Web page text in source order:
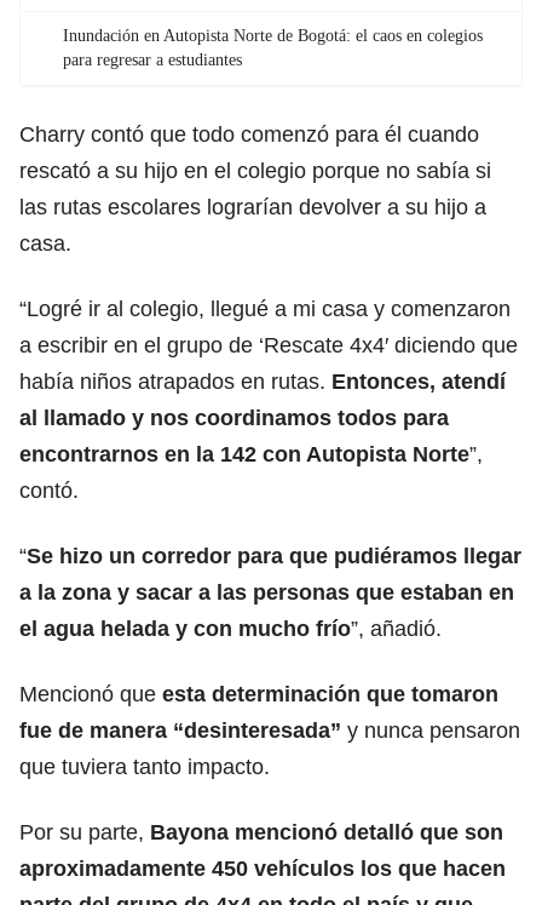
Inundación en Autopista Norte de Bogotá: el caos en colegios
para regresar a estudiantes
Charry contó que todo comenzó para él cuando
rescató a su hijo en el colegio porque no sabía si
las rutas escolares lograrían devolver a su hijo a
casa.
“Logré ir al colegio, llegué a mi casa y comenzaron
a escribir en el grupo de ‘Rescate 4x4′ diciendo que
había niños atrapados en rutas. Entonces, atendí
al llamado y nos coordinamos todos para
encontrarnos en la 142 con Autopista Norte”,
contó.
“Se hizo un corredor para que pudiéramos llegar
a la zona y sacar a las personas que estaban en
el agua helada y con mucho frío”, añadió.
Mencionó que esta determinación que tomaron
fue de manera “desinteresada” y nunca pensaron
que tuviera tanto impacto.
Por su parte, Bayona mencionó detalló que son
aproximadamente 450 vehículos los que hacen